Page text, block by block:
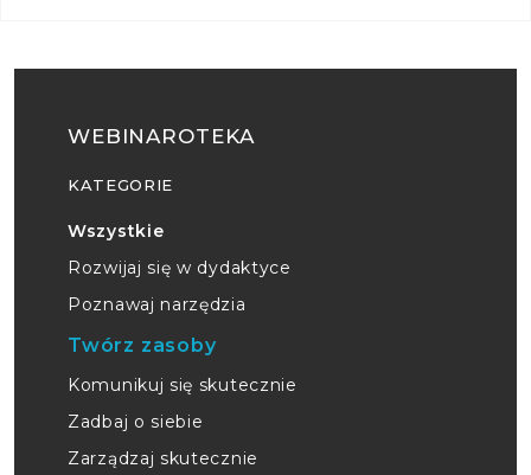
WEBINAROTEKA
KATEGORIE
Wszystkie
Rozwijaj się w dydaktyce
Poznawaj narzędzia
Twórz zasoby
Komunikuj się skutecznie
Zadbaj o siebie
Zarządzaj skutecznie